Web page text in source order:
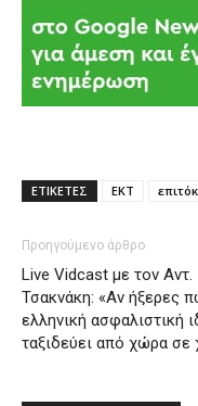
ΕΤΙΚΕΤΕΣ ΕΚΤ
Προηγούμενο άρθρο
Live Vidcast με τον Αντ.
Τσακνάκη: «Αν ήξερες
ελληνική ασφαλιστική
ταξιδεύει από χώρα σε